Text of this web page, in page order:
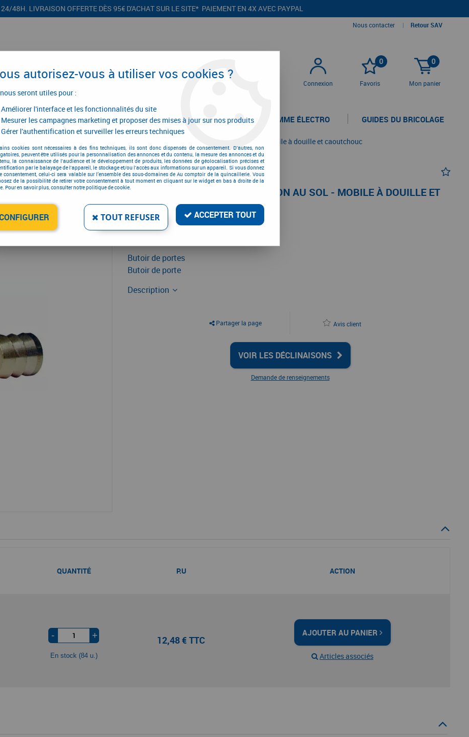
48H. LIVRAISON OFFERTE DÈS 95€ D'ACHAT SUR LE SITE* PAIEMENT EN 4X AVEC PAYPAL
Nous contacter | Retour SAV
Connexion
0
Favoris
0
Mon panier
CONFIGURATEURS PROMOTIONS LA GAMME ÉLECTRO GUIDES DU BRICOLAGE
la porte Butoir de porte pour fixation au sol - mobile à douille et caoutchouc
BUTOIR DE PORTE POUR FIXATION AU SOL - MOBILE À DOUILLE ET
CAOUTCHOUC
Réf. :5457
12,48
Butoir de portes
Butoir de porte
Description
Partager la page Avis client
VOIR LES DÉCLINAISONS
Demande de renseignements
QUANTITÉ P.U ACTION
- +
En stock (84 u.)
12,48 € TTC
AJOUTER AU PANIER
Articles associés
autorisez-vous à utiliser vos cookies ?
seront utiles pour :
Améliorer l'interface et les fonctionnalités du site
Mesurer les campagnes marketing et proposer des mises à jour sur nos produits
Gérer l'authentification et surveiller les erreurs techniques
cookies sont nécessaires à des fins techniques, ils sont donc dispensés de consentement. D'autres, non
peuvent être utilisés pour la personnalisation des annonces et du contenu, la mesure des annonces et du
la connaissance de l'audience et le développement de produits, les données de géolocalisation précises et
par le balayage de l'appareil, le stockage et/ou l'accès aux informations sur un appareil. Si vous donnez
consentement, celui-ci sera valable sur l’ensemble des sous-domaines de Au comptoir de la quincaillerie. Vous
de la possibilité de retirer votre consentement à tout moment en cliquant sur le widget en bas à droite de la
Pour en savoir plus, consulter notre politique de cookie.
TOUT REFUSER ACCEPTER TOUT